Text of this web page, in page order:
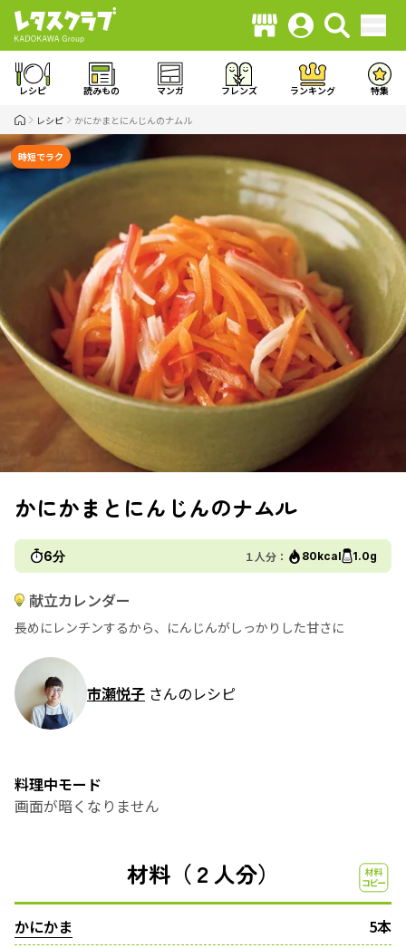
レシピ 読みもの マンガ フレンズ ランキング 特集
レシピ かにかまとにんじんのナムル
時短でラク
かにかまとにんじんのナムル
6分 １人分： 80kcal 1.0g
献立カレンダー
長めにレンチンするから、にんじんがしっかりした甘さに
市瀬悦子 さんのレシピ
料理中モード
画面が暗くなりません
材料（２人分）
かにかま
5本